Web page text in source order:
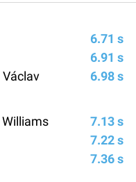
6.71 s
6.91 s
Václav
6.98 s
Williams
7.13 s
7.22 s
7.36 s